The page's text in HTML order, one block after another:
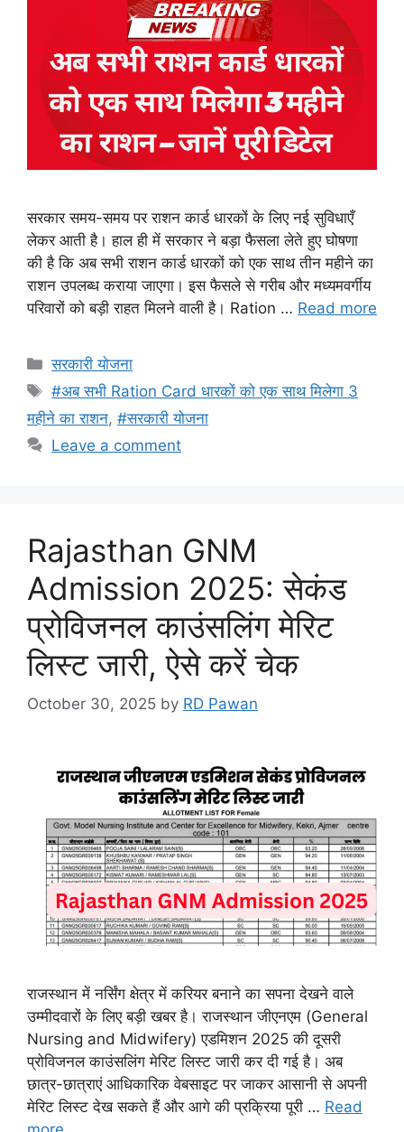
सरकार समय-समय पर राशन कार्ड धारकों के लिए नई सुविधाएँ
लेकर आती है। हाल ही में सरकार ने बड़ा फैसला लेते हुए घोषणा
की है कि अब सभी राशन कार्ड धारकों को एक साथ तीन महीने का
राशन उपलब्ध कराया जाएगा। इस फैसले से गरीब और मध्यमवर्गीय
परिवारों को बड़ी राहत मिलने वाली है। Ration … Read more
Categories
सरकारी योजना
Tags
#अब सभी Ration Card धारकों को एक साथ मिलेगा 3
महीने का राशन, #सरकारी योजना
Leave a comment
Rajasthan GNM
Admission 2025: सेकंड
प्रोविजनल काउंसलिंग मेरिट
लिस्ट जारी, ऐसे करें चेक
October 30, 2025 by RD Pawan
राजस्थान में नर्सिंग क्षेत्र में करियर बनाने का सपना देखने वाले
उम्मीदवारों के लिए बड़ी खबर है। राजस्थान जीएनएम (General
Nursing and Midwifery) एडमिशन 2025 की दूसरी
प्रोविजनल काउंसलिंग मेरिट लिस्ट जारी कर दी गई है। अब
छात्र-छात्राएं आधिकारिक वेबसाइट पर जाकर आसानी से अपनी
मेरिट लिस्ट देख सकते हैं और आगे की प्रक्रिया पूरी … Read